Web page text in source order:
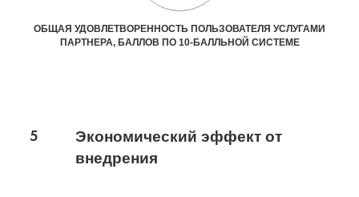
ОБЩАЯ УДОВЛЕТВОРЕННОСТЬ ПОЛЬЗОВАТЕЛЯ УСЛУГАМИ
ПАРТНЕРА, БАЛЛОВ ПО 10-БАЛЛЬНОЙ СИСТЕМЕ
5
Экономический эффект от
внедрения